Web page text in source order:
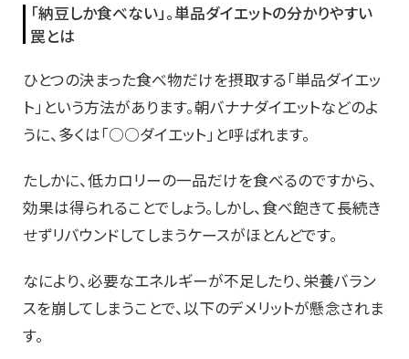
「納豆しか食べない」。単品ダイエットの分かりやすい
罠とは
ひとつの決まった食べ物だけを摂取する「単品ダイエッ
ト」という方法があります。朝バナナダイエットなどのよ
うに、多くは「○○ダイエット」と呼ばれます。
たしかに、低カロリーの一品だけを食べるのですから、
効果は得られることでしょう。しかし、食べ飽きて長続き
せずリバウンドしてしまうケースがほとんどです。
なにより、必要なエネルギーが不足したり、栄養バラン
スを崩してしまうことで、以下のデメリットが懸念されま
す。